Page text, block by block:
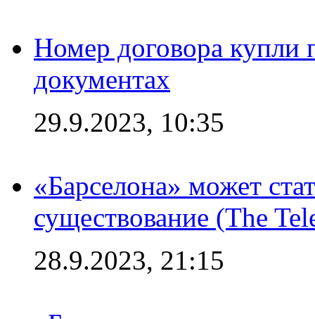
Номер договора купли
документах
29.9.2023, 10:35
«Барселона» может
существование (The
28.9.2023, 21:15